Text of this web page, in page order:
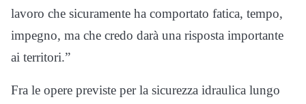
lavoro che sicuramente ha comportato fatica, tempo,
impegno, ma che credo darà una risposta importante
ai territori.”
Fra le opere previste per la sicurezza idraulica lungo